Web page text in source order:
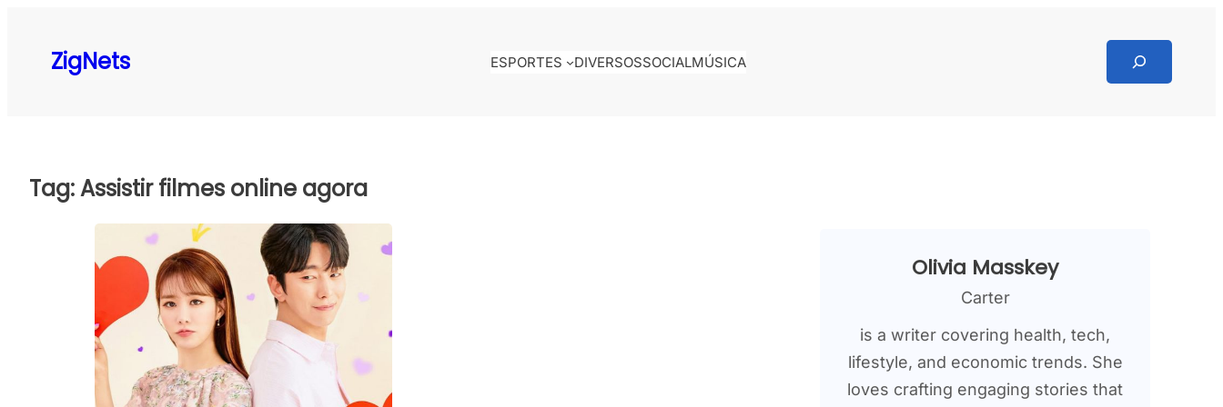
ZigNets ESPORTES DIVERSOSSOCIALMÚSICA
Search
Tag:Assistir filmes online agora
Olivia Masskey
Carter
is a writer covering health, tech,
lifestyle, and economic trends. She
loves crafting engaging stories that